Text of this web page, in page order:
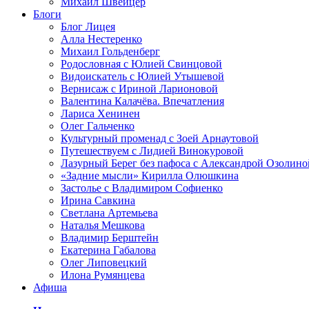
Блоги
Блог Лицея
Алла Нестеренко
Михаил Гольденберг
Родословная с Юлией Свинцовой
Видоискатель с Юлией Утышевой
Вернисаж с Ириной Ларионовой
Валентина Калачёва. Впечатления
Лариса Хенинен
Олег Гальченко
Культурный променад с Зоей Арнаутовой
Путешествуем с Лидией Винокуровой
Лазурный Берег без пафоса с Александрой
«Задние мысли» Кирилла Олюшкина
Застолье с Владимиром Софиенко
Ирина Савкина
Светлана Артемьева
Наталья Мешкова
Владимир Берштейн
Екатерина Габалова
Олег Липовецкий
Илона Румянцева
Афиша